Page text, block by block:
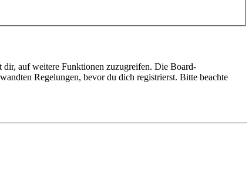
auf weitere Funktionen zuzugreifen. Die Board-
Regelungen, bevor du dich registrierst. Bitte beachte